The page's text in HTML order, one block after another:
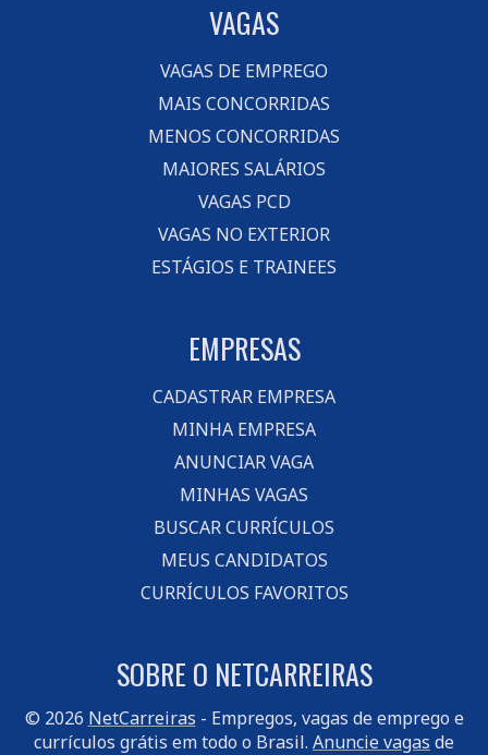
VAGAS
VAGAS DE EMPREGO
MAIS CONCORRIDAS
MENOS CONCORRIDAS
MAIORES SALÁRIOS
VAGAS PCD
VAGAS NO EXTERIOR
ESTÁGIOS E TRAINEES
EMPRESAS
CADASTRAR EMPRESA
MINHA EMPRESA
ANUNCIAR VAGA
MINHAS VAGAS
BUSCAR CURRÍCULOS
MEUS CANDIDATOS
CURRÍCULOS FAVORITOS
SOBRE O NETCARREIRAS
© 2026 NetCarreiras - Empregos, vagas de emprego e
currículos grátis em todo o Brasil. Anuncie vagas de